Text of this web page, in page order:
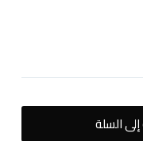
السلة